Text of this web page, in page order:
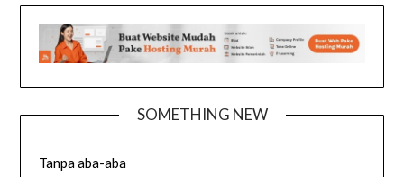
SOMETHING NEW
Tanpa aba-aba